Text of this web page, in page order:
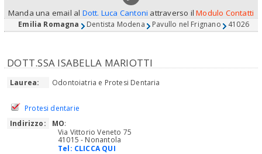
Manda una email al Dott. Luca Cantoni attraverso ilModulo Contatti
Emilia Romagna Dentista Modena Pavullo nel Frignano 41026
DOTT.SSA ISABELLA MARIOTTI
Laurea: Odontoiatria e Protesi Dentaria
Protesi dentarie
Indirizzo:
MO:
Via Vittorio Veneto 75
41015 - Nonantola
Tel: CLICCA QUI